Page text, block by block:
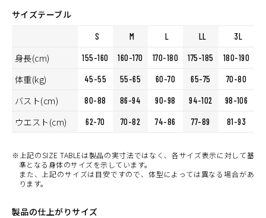
サイズテーブル
S M L LL 3L
身長(cm) 155-160 160-170 170-180 175-185 180-190
体重(kg) 45-55 55-65 60-70 65-75 70-80
バスト(cm) 80-88 86-94 90-98 94-102 98-106
ウエスト(cm) 62-70 70-82 74-86 77-89 81-93
※上記のSIZE TABLEは製品の実寸法ではなく、各サイズ表示に対して基
準となる身体のサイズを示しています。
また、上記のサイズは目安ですので、体型によっては異なる場合があ
ります。
製品の仕上がりサイズ
(税込)
LIME
¥9,350(税込)
LIME
¥9,350(税込)
LL
¥9,350 (税込)
カートに入れる